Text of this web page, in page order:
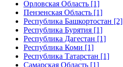
Орловская Область [1]
Пензенская Область [1]
Республика Башкортостан [2]
Республика Бурятия [1]
Республика Дагестан [1]
Республика Коми [1]
Республика Татарстан [1]
Самарская Область [1]